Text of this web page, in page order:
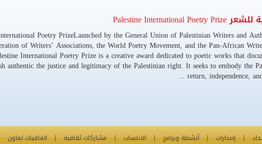
Palestine International Poetry PrizeLaunched by the
International Federation of Writers’ Associations, the World
A.W.A;The Palestine International Poetry Prize is a creative
while establish authentic the justice and legitimacy of the
إصدارات أنشطة وبرامج الانتساب مشاركات ثقافية اتفاقيات تعاون